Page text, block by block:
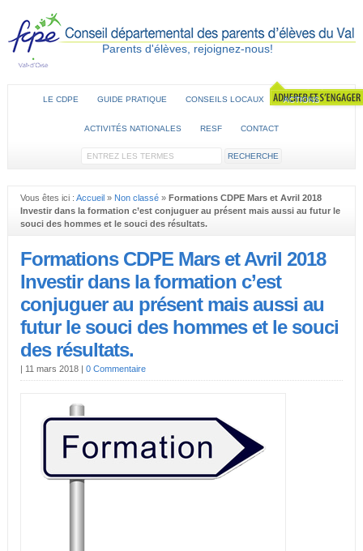
Parents d'élèves, rejoignez-nous!
LE CDPE GUIDE PRATIQUE CONSEILS LOCAUX ACTIONS
ACTIVITÉS NATIONALES RESF CONTACT
Vous êtes ici : Accueil» Non classé» Formations CDPE Mars et Avril 2018
Investir dans la formation c’est conjuguer au présent mais aussi au futur le
souci des hommes et le souci des résultats.
Formations CDPE Mars et Avril 2018
Investir dans la formation c’est
conjuguer au présent mais aussi au
futur le souci des hommes et le souci
des résultats.
| 11 mars 2018 | 0 Commentaire